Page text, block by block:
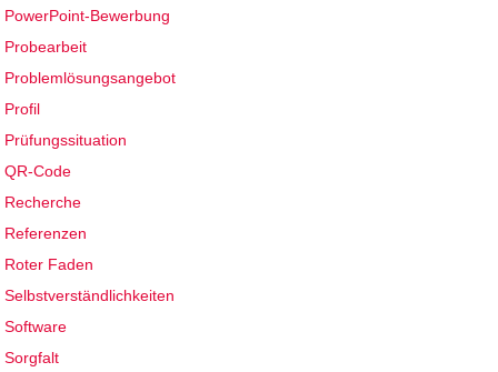
PowerPoint-Bewerbung
Probearbeit
Problemlösungsangebot
Profil
Prüfungssituation
QR-Code
Recherche
Referenzen
Roter Faden
Selbstverständlichkeiten
Software
Sorgfalt